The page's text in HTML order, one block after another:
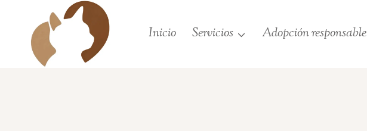
contenido
Inicio Servicios Adopción responsable